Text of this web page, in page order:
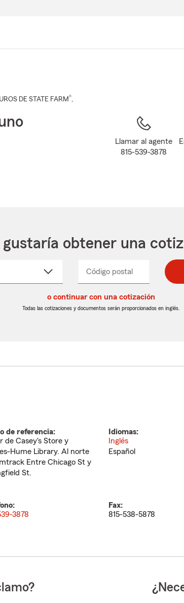
DE STATE FARM®,
Llamar al agente
815-539-3878
gustaría obtener una
Código postal
postal
de
postal
de
_____
o continuar con una cotización
Todas las cotizaciones y documentos serán proporcionados en inglés.
de referencia:
de Casey's Store y
Hume Library. Al norte
Entre Chicago St y
St.
Idiomas:
Inglés
Español
3878
Fax:
815-538-5878